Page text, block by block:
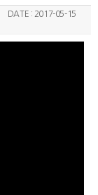
DATE : 2017-05-15